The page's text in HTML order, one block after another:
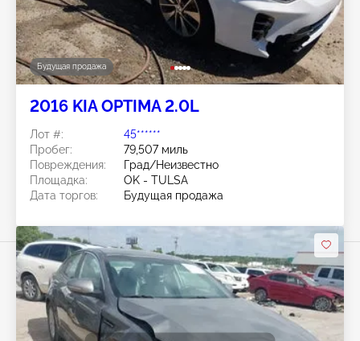
Будущая продажа
2016 KIA OPTIMA 2.0L
Лот #:
45******
Пробег:
79,507 миль
Повреждения:
Град/Неизвестно
Площадка:
OK - TULSA
Дата торгов:
Будущая продажа